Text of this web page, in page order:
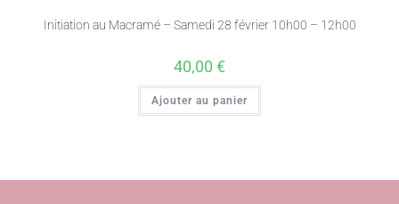
Initiation au Macramé – Samedi 28 février 10h00 – 12h00
40,00 €
Ajouter au panier